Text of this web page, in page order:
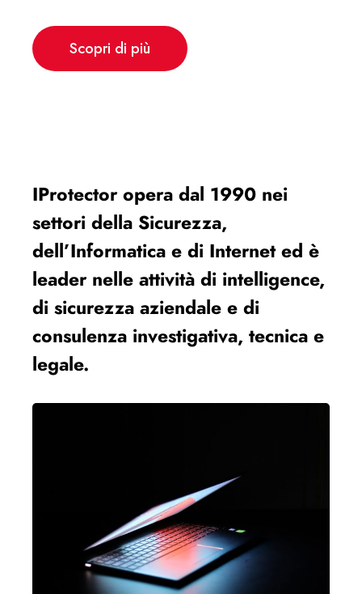
Scopri di più
IProtector opera dal 1990 nei
settori della Sicurezza,
dell’Informatica e di Internet ed è
leader nelle attività di intelligence,
di sicurezza aziendale e di
consulenza investigativa, tecnica e
legale.